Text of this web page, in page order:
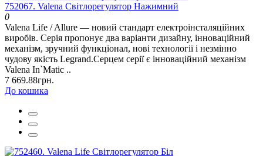
752067. Valena Світлорегулятор Нажимний
0
Valena Life / Allure — новий стандарт електроінсталяційних
виробів. Серія пропонує два варіанти дизайну, інноваційний
механізм, зручний функціонал, нові технології і незмінно
чудову якість Legrand.Серцем серії є інноваційний механізм
Valena In`Matic ..
7 669.88грн.
До кошика